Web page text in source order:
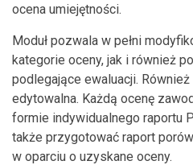
ocena umiejętności.
Moduł pozwala w pełni
kategorie oceny, jak i również
podlegające ewaluacji.
edytowalna. Każdą ocenę
formie indywidualnego raportu
także przygotować raport
w oparciu o uzyskane oceny.